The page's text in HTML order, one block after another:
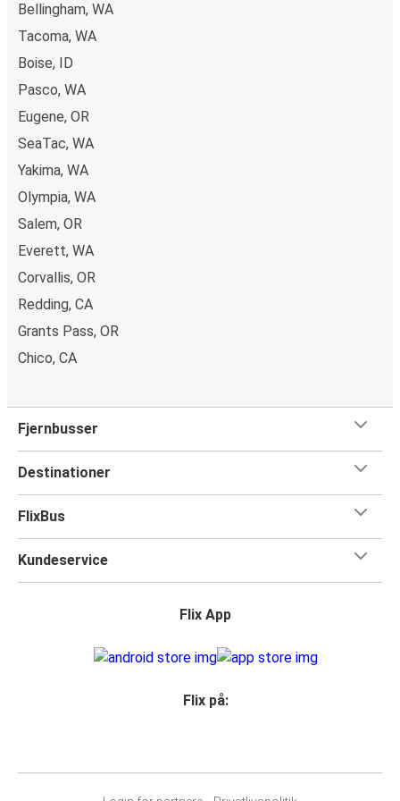
Bellingham, WA
Tacoma, WA
Boise, ID
Pasco, WA
Eugene, OR
SeaTac, WA
Yakima, WA
Olympia, WA
Salem, OR
Everett, WA
Corvallis, OR
Redding, CA
Grants Pass, OR
Chico, CA
Fjernbusser
Destinationer
FlixBus
Kundeservice
Flix App
Flix på: